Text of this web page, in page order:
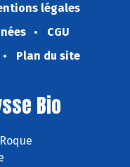
légales
CGU
Plan du site
Bio